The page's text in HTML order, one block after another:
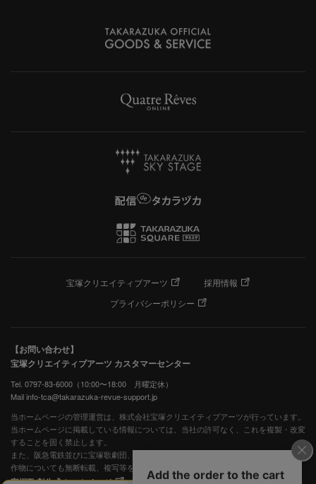
宝塚クリエイティブアーツ
採用情報
プライバシーポリシー
【お問い合わせ】
宝塚クリエイティブアーツ カスタマーセンター
Tel. 0797-83-6000（10:00〜18:00 月曜定休）
Mail info-tca@takarazuka-revue-support.jp
当ホームページの管理運営は、株式会社宝塚クリエイティブアーツが行っています。
当ホームページに掲載している情報については、当社の許可なく、これを複製・改変
することを固く禁止します。
また、阪急電鉄並びに宝塚歌劇団、宝塚クリエイティブアーツの出版物ほか写真等著
作物についても無断転載、複写等を禁じます。